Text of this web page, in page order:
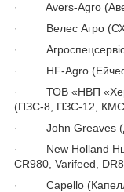
· Avers-Agro
· Велес Агро
· Агроспецсервіс
· HF-Agro (Ейчеф
· ТОВ «НВП
(ПЗС-8, ПЗС-12,
· John Greaves
· New Holland Нью
CR980, Varifeed,
· Capello